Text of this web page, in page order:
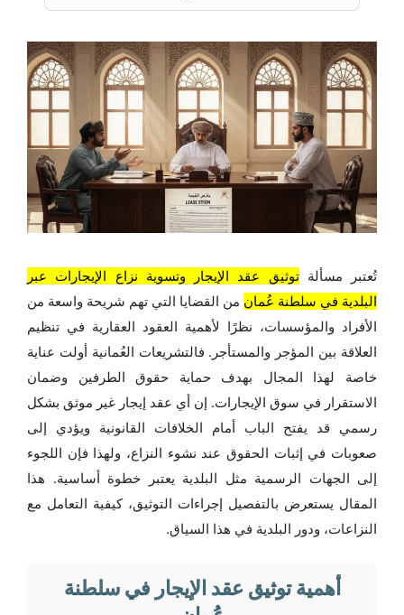
تُعتبر مسألةتوثيق عقد الإيجار وتسوية نزاع الإيجارات عبر
البلدية في سلطنة عُمان من القضايا التي تهم شريحة واسعة من
الأفراد والمؤسسات، نظرًا لأهمية العقود العقارية في تنظيم
العلاقة بين المؤجر والمستأجر. فالتشريعات العُمانية أولت عناية
خاصة لهذا المجال بهدف حماية حقوق الطرفين وضمان
الاستقرار في سوق الإيجارات. إن أي عقد إيجار غير موثق بشكل
رسمي قد يفتح الباب أمام الخلافات القانونية ويؤدي إلى
صعوبات في إثبات الحقوق عند نشوء النزاع، ولهذا فإن اللجوء
إلى الجهات الرسمية مثل البلدية يعتبر خطوة أساسية. هذا
المقال يستعرض بالتفصيل إجراءات التوثيق، كيفية التعامل مع
النزاعات، ودور البلدية في هذا السياق.
أهمية توثيق عقد الإيجار في سلطنة